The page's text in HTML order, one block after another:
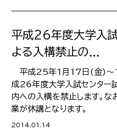
平成26年度大学入
よる入構禁止の...
平成25年1月17日(金)～
成26年度大学入試センター
内への入構を禁止します。
業が休講となります。
2014.01.14